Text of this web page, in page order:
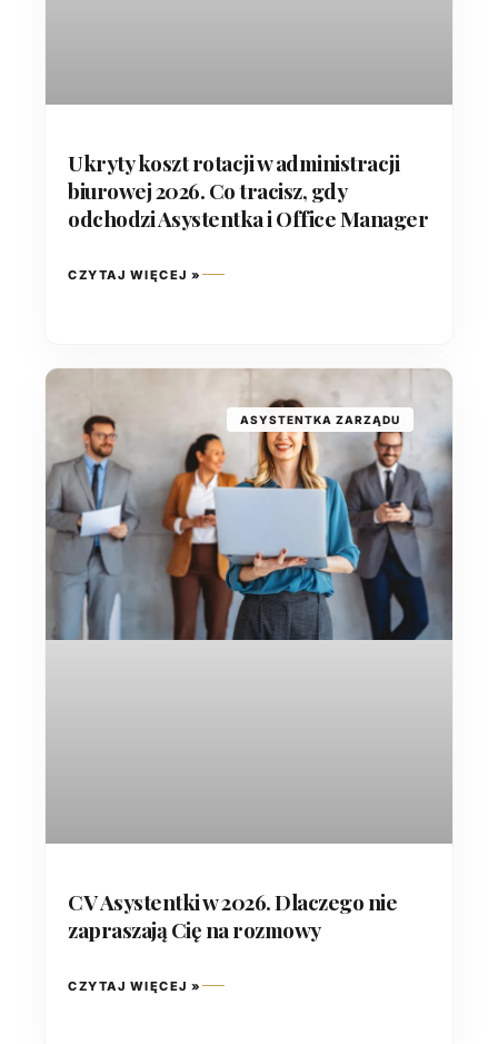
Ukryty koszt rotacji w administracji
biurowej 2026. Co tracisz, gdy
odchodzi Asystentka i Office Manager
CZYTAJ WIĘCEJ »
ASYSTENTKA ZARZĄDU
CV Asystentki w 2026. Dlaczego nie
zapraszają Cię na rozmowy
CZYTAJ WIĘCEJ »